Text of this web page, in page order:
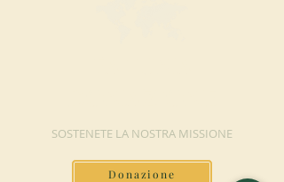
SOSTENETE LA NOSTRA MISSIONE
Donazione